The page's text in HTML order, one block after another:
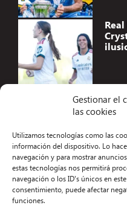
Gestionar el
las cookies
Utilizamos tecnologías como las
información del dispositivo. Lo
navegación y para mostrar
estas tecnologías nos permitirá
navegación o los ID's únicos en
consentimiento, puede afectar
funciones.
Política